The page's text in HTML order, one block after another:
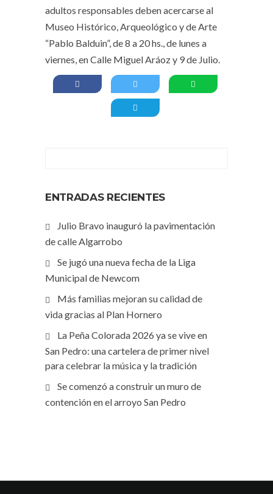
adultos responsables deben acercarse al
Museo Histórico, Arqueológico y de Arte
“Pablo Balduin”, de 8 a 20 hs., de lunes a
viernes, en Calle Miguel Aráoz y 9 de Julio.
ENTRADAS RECIENTES
Julio Bravo inauguró la pavimentación
de calle Algarrobo
Se jugó una nueva fecha de la Liga
Municipal de Newcom
Más familias mejoran su calidad de
vida gracias al Plan Hornero
La Peña Colorada 2026 ya se vive en
San Pedro: una cartelera de primer nivel
para celebrar la música y la tradición
Se comenzó a construir un muro de
contención en el arroyo San Pedro